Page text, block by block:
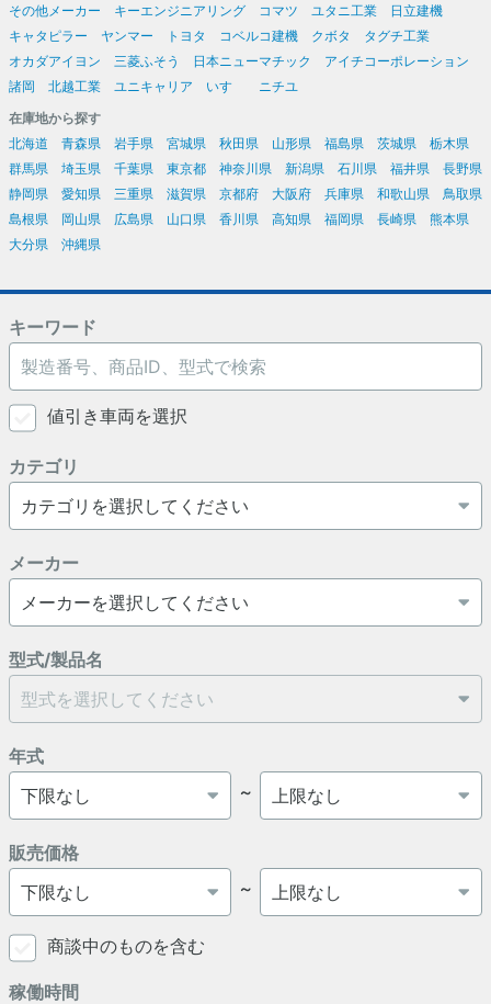
その他メーカー
キーエンジニアリング コマツ ユタニ工業
日立建機
キャタピラー
ヤンマー トヨタ コベルコ建機 クボタ
タグチ工業
オカダアイヨン
三菱ふそう 日本ニューマチック
アイチコーポレーション
諸岡
北越工業 ユニキャリア いすゞ
ニチユ
在庫地から探す
北海道
青森県 岩手県 宮城県 秋田県 山形県 福島県 茨城県
栃木県
群馬県
埼玉県 千葉県 東京都 神奈川県 新潟県 石川県 福井県
長野県
静岡県
愛知県 三重県 滋賀県 京都府 大阪府 兵庫県 和歌山県
鳥取県
島根県
岡山県 広島県 山口県 香川県 高知県 福岡県 長崎県
熊本県
大分県
沖縄県
キーワード
値引き車両を選択
カテゴリ
メーカー
型式/製品名
年式
～
販売価格
～
商談中のものを含む
稼働時間